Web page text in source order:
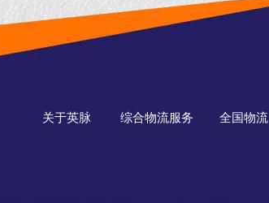
关于英脉 综合物流服务 全国物流